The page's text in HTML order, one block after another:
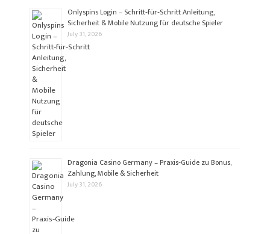
Onlyspins Login – Schritt‑für‑Schritt Anleitung,
Sicherheit & Mobile Nutzung für deutsche Spieler
July 31, 2026
Dragonia Casino Germany – Praxis‑Guide zu Bonus,
Zahlung, Mobile & Sicherheit
July 31, 2026